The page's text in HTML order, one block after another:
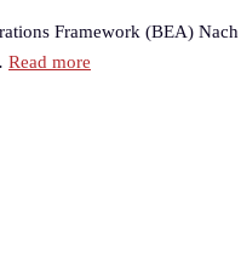
Framework (BEA)
Read more